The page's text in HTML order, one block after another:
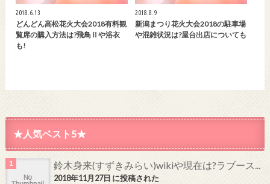
2018.6.13
どんどん高松花火大会2018有料観
覧席の購入方法は?飛鳥Ⅱや浴衣
も!
2018.8.9
新潟まつり花火大会2018の駐車場
や混雑状況は?屋台出店についても
★人気ベスト5★
鈴木身来(すずきみらい)wikiや現在は?ラブース...
2018年11月27日 に投稿された